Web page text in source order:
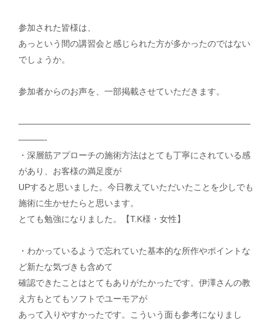
参加された皆様は、
あっという間の講習会と感じられた方が多かったのではない
でしょうか。
参加者からのお声を、一部掲載させていただきます。
———————————————————————————
———-
・深層筋アプローチの施術方法はとても丁寧にされている感
があり、お客様の満足度が
UPすると思いました。今日教えていただいたことを少しでも
施術に生かせたらと思います。
とても勉強になりました。【T.K様・女性】
・わかっているようで忘れていた基本的な所作やポイントな
ど新たな気づきも含めて
確認できたことはとてもありがたかったです。伊澤さんの教
え方もとてもソフトでユーモアが
あって入りやすかったです。こういう面も参考になりまし